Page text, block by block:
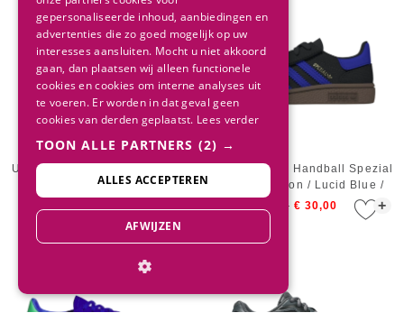
UGG Kids Lo Lowmel Chestnut
+
Adidas Infant Handball Spezial
CF EL Carbon / Lucid Blue /
Gum5
€ 60,00 € 30,00
gepersonaliseerde inhoud, aanbiedingen en
advertenties die zo goed mogelijk op uw
interesses aansluiten. Mocht u niet akkoord
gaan, dan plaatsen wij alleen functionele
cookies en cookies om interne analyses uit
te voeren. Er worden in dat geval geen
cookies van derden geplaatst. Lees verder
TOON ALLE PARTNERS (2) →
ALLES ACCEPTEREN
AFWIJZEN